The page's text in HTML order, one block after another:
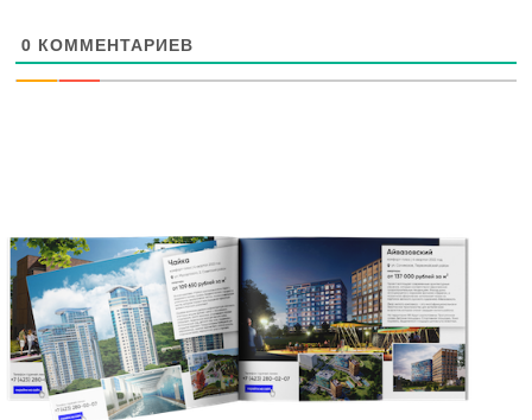
0 КОММЕНТАРИЕВ